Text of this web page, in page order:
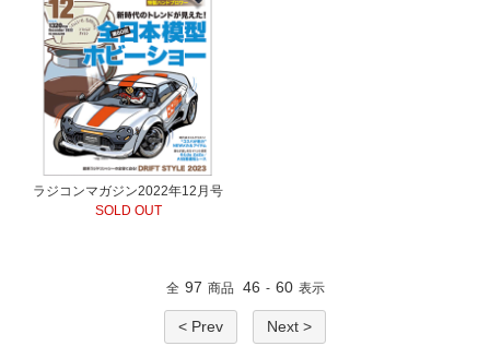
ラジコンマガジン2022年12月号
SOLD OUT
全 97 商品 46 - 60 表示
< Prev Next >